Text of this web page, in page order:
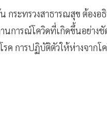
กระทรวงสาธารณสุข ต้องอ
านการณ์โควิดที่เกิดขึ้นอย่าง
รค การปฏิบัติตัวให้ห่างจากโ